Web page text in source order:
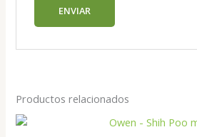
Productos relacionados